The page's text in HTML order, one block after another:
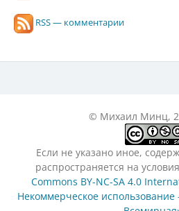
RSS — комментарии
© Михаил Минц,
Если не указано иное,
распространяется на
Commons BY-NC-SA 4.0
Некоммерческое